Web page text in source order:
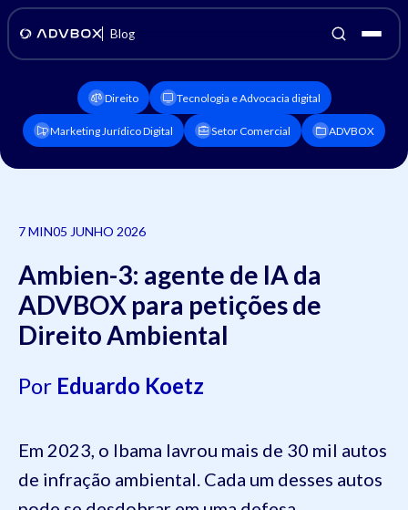
Blog
Direito Tecnologia e Advocacia digital
Marketing Jurídico Digital Setor Comercial ADVBOX
7 MIN05 JUNHO 2026
Ambien-3: agente de IA da
ADVBOX para petições de
Direito Ambiental
Por Eduardo Koetz
Em 2023, o Ibama lavrou mais de 30 mil autos
de infração ambiental. Cada um desses autos